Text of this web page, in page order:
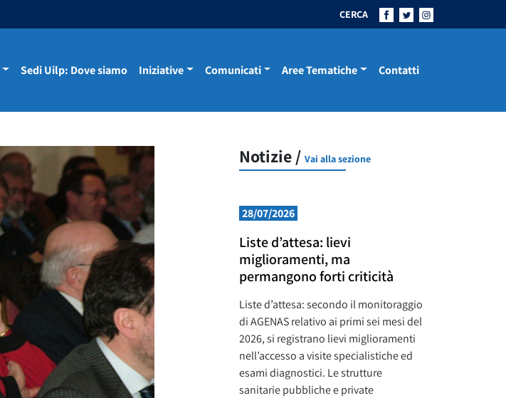
CERCA
Sedi Uilp: Dove siamo Iniziative Comunicati Aree Tematiche Contatti
Notizie / Vai alla sezione
28/07/2026
Liste d’attesa: lievi
miglioramenti, ma
permangono forti criticità
Liste d’attesa: secondo il monitoraggio
di AGENAS relativo ai primi sei mesi del
2026, si registrano lievi miglioramenti
nell’accesso a visite specialistiche ed
esami diagnostici. Le strutture
sanitarie pubbliche e private